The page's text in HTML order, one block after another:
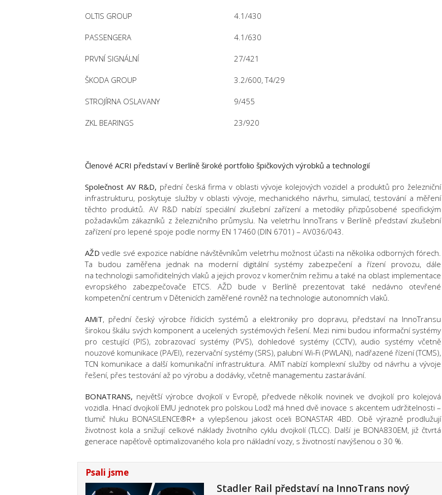
OLTIS GROUP 4.1/430
PASSENGERA 4.1/630
PRVNÍ SIGNÁLNÍ 27/421
ŠKODA GROUP 3.2/600, T4/29
STROJÍRNA OSLAVANY 9/455
ZKL BEARINGS 23/920
Členové ACRI představí v Berlíně široké portfolio špičkových výrobků a technologií
Společnost AV R&D, přední česká firma v oblasti vývoje kolejových vozidel a produktů pro železniční
infrastrukturu, poskytuje služby v oblasti vývoje, mechanického návrhu, simulací, testování a měření
těchto produktů. AV R&D nabízí speciální zkušební zařízení a metodiky přizpůsobené specifickým
požadavkům zákazníků z železničního průmyslu. Na veletrhu InnoTrans v Berlíně představí zkušební
zařízení pro lepené spoje podle normy EN 17460 (DIN 6701) – AV036/043.
AŽDvedle své expozice nabídne návštěvníkům veletrhu možnost účasti na několika odborných fórech.
Ta budou zaměřena jednak na moderní digitální systémy zabezpečení a řízení provozu, dále
na technologii samořiditelných vlaků a jejich provoz v komerčním režimu a také na oblast implementace
evropského zabezpečovače ETCS. AŽD bude v Berlíně prezentovat také nedávno otevřené
kompetenční centrum v Dětenicích zaměřené rovněž na technologie autonomních vlaků.
AMiT, přední český výrobce řídicích systémů a elektroniky pro dopravu, představí na InnoTransu
širokou škálu svých komponent a ucelených systémových řešení. Mezi nimi budou informační systémy
pro cestující (PIS), zobrazovací systémy (PVS), dohledové systémy (CCTV), audio systémy včetně
nouzové komunikace (PA/EI), rezervační systémy (SRS), palubní Wi-Fi (PWLAN), nadřazené řízení (TCMS),
TCN komunikace a další komunikační infrastruktura. AMiT nabízí komplexní služby od návrhu a vývoje
řešení, přes testování až po výrobu a dodávky, včetně managementu zastarávání.
BONATRANS, největší výrobce dvojkolí v Evropě, předvede několik novinek ve dvojkolí pro kolejová
vozidla. Hnací dvojkolí EMU jednotek pro polskou Lodž má hned dvě inovace s akcentem udržitelnosti –
tlumič hluku BONASILENCE®R+ a vylepšenou jakost oceli BONASTAR 4BD. Obě výrazně prodlužují
životnost kola a snižují celkové náklady životního cyklu dvojkolí (TLCC). Další je BONA830EM, již čtvrtá
generace napěťově optimalizovaného kola pro nákladní vozy, s životností navýšenou o 30 %.
Psali jsme
Stadler Rail představí na InnoTrans nový